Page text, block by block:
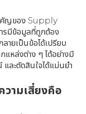
คัญของ Supply
มีข้อมูลที่ถูกต้อง
ลายเป็นข้อได้เปรียบ
แหล่งต่าง ๆ ได้อย่างมี
และตัดสินใจได้แม่นยำ
วามเสี่ยงคือ